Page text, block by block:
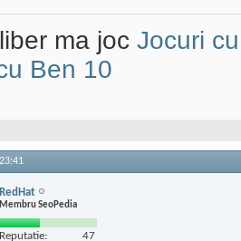
ma joc Jocuri
Ben 10
23:41
RedHat
Membru SeoPedia
Reputatie: 47